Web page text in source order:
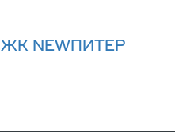
ЖК NEWПИТЕР